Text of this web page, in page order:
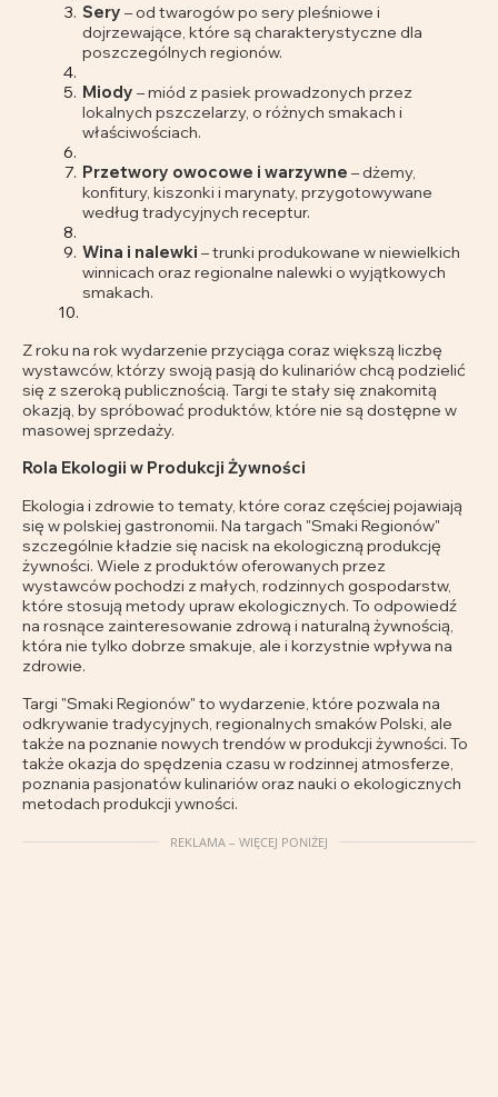
Sery – od twarogów po sery pleśniowe i
dojrzewające, które są charakterystyczne dla
poszczególnych regionów.
Miody – miód z pasiek prowadzonych przez
lokalnych pszczelarzy, o różnych smakach i
właściwościach.
Przetwory owocowe i warzywne – dżemy,
konfitury, kiszonki i marynaty, przygotowywane
według tradycyjnych receptur.
Wina i nalewki – trunki produkowane w niewielkich
winnicach oraz regionalne nalewki o wyjątkowych
smakach.
Z roku na rok wydarzenie przyciąga coraz większą liczbę
wystawców, którzy swoją pasją do kulinariów chcą podzielić
się z szeroką publicznością. Targi te stały się znakomitą
okazją, by spróbować produktów, które nie są dostępne w
masowej sprzedaży.
Rola Ekologii w Produkcji Żywności
Ekologia i zdrowie to tematy, które coraz częściej pojawiają
się w polskiej gastronomii. Na targach "Smaki Regionów"
szczególnie kładzie się nacisk na ekologiczną produkcję
żywności. Wiele z produktów oferowanych przez
wystawców pochodzi z małych, rodzinnych gospodarstw,
które stosują metody upraw ekologicznych. To odpowiedź
na rosnące zainteresowanie zdrową i naturalną żywnością,
która nie tylko dobrze smakuje, ale i korzystnie wpływa na
zdrowie.
Targi "Smaki Regionów" to wydarzenie, które pozwala na
odkrywanie tradycyjnych, regionalnych smaków Polski, ale
także na poznanie nowych trendów w produkcji żywności. To
także okazja do spędzenia czasu w rodzinnej atmosferze,
poznania pasjonatów kulinariów oraz nauki o ekologicznych
metodach produkcji ywności.
REKLAMA – WIĘCEJ PONIŻEJ